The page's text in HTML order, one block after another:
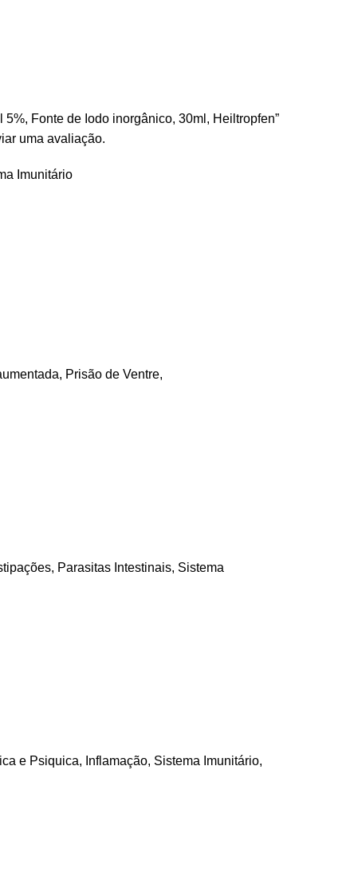
5%, Fonte de Iodo inorgânico, 30ml, Heiltropfen”
uma avaliação.
Imunitário
, Prisão de Ventre,
, Parasitas Intestinais, Sistema
e Psiquica, Inflamação, Sistema Imunitário,